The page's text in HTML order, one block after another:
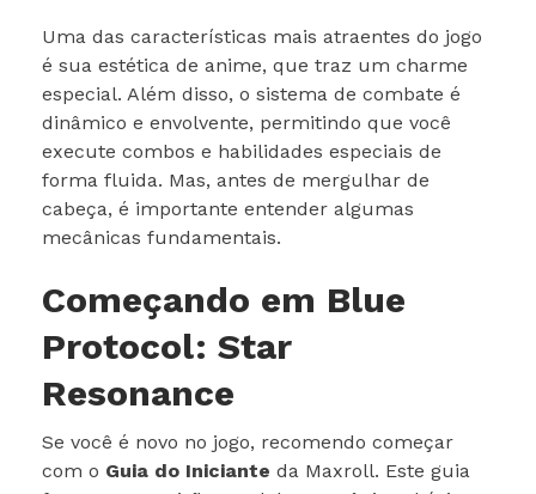
Uma das características mais atraentes do jogo
é sua estética de anime, que traz um charme
especial. Além disso, o sistema de combate é
dinâmico e envolvente, permitindo que você
execute combos e habilidades especiais de
forma fluida. Mas, antes de mergulhar de
cabeça, é importante entender algumas
mecânicas fundamentais.
Começando em Blue
Protocol: Star
Resonance
Se você é novo no jogo, recomendo começar
com o Guia do Iniciante da Maxroll. Este guia